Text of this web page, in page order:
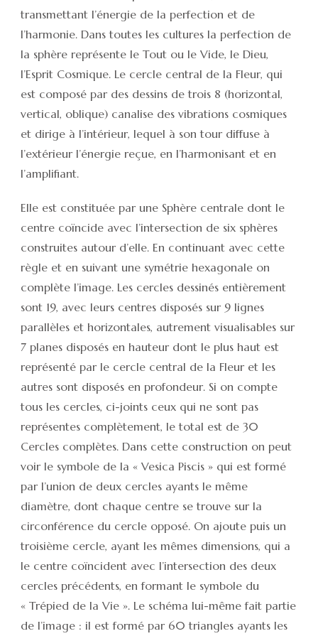
transmettant l’énergie de la perfection et de
l’harmonie. Dans toutes les cultures la perfection de
la sphère représente le Tout ou le Vide, le Dieu,
l’Esprit Cosmique. Le cercle central de la Fleur, qui
est composé par des dessins de trois 8 (horizontal,
vertical, oblique) canalise des vibrations cosmiques
et dirige à l’intérieur, lequel à son tour diffuse à
l’extérieur l’énergie reçue, en l’harmonisant et en
l’amplifiant.
Elle est constituée par une Sphère centrale dont le
centre coïncide avec l’intersection de six sphères
construites autour d’elle. En continuant avec cette
règle et en suivant une symétrie hexagonale on
complète l’image. Les cercles dessinés entièrement
sont 19, avec leurs centres disposés sur 9 lignes
parallèles et horizontales, autrement visualisables sur
7 planes disposés en hauteur dont le plus haut est
représenté par le cercle central de la Fleur et les
autres sont disposés en profondeur. Si on compte
tous les cercles, ci-joints ceux qui ne sont pas
représentes complètement, le total est de 30
Cercles complètes. Dans cette construction on peut
voir le symbole de la « Vesica Piscis » qui est formé
par l’union de deux cercles ayants le même
diamètre, dont chaque centre se trouve sur la
circonférence du cercle opposé. On ajoute puis un
troisième cercle, ayant les mêmes dimensions, qui a
le centre coïncident avec l’intersection des deux
cercles précédents, en formant le symbole du
« Trépied de la Vie ». Le schéma lui-même fait partie
de l’image : il est formé par 60 triangles ayants les